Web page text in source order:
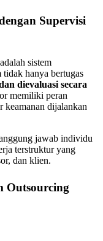
Supervisi
sistem
tidak hanya bertugas
dievaluasi secara
memiliki peran
keamanan dijalankan
jawab individu
terstruktur yang
dan klien.
Outsourcing